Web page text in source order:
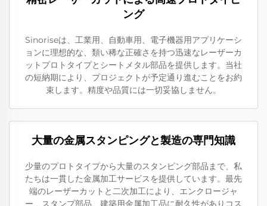
ング
Sinoriseは、工業用、自動車用、電子機器用アプリケーシ
ョンに理想的な、類い稀な正確さを持つ迅速なレーザーカ
ットプロトタイプとシートメタル部品を提供します。当社
の短納期により、プロジェクトが予定通り進むことをお約
束します。精度や品質には一切妥協しません。
大量の金属スタンピングと製造の専門知識
少量のプロトタイプから大量のスタンピング部品まで、私
たちは一貫した金属加工サービスを提供しています。最先
端のレーザーカットと二次加工により、エンクロージャ
ー、スタンプ部品、建築用金属加工品に耐久性がありコス